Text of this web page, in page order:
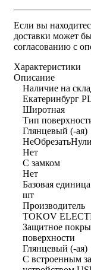
Если вы
доставки может
согласованию с
Характеристики
Описание
Наличие на
Екатеринбург
Широтная
Тип
Глянцевый (-ая)
Нет
С замком
Нет
Базовая единица
шт
Производитель
TOKOV
Защитное
поверхности
Глянцевый (-ая)
С встроенным